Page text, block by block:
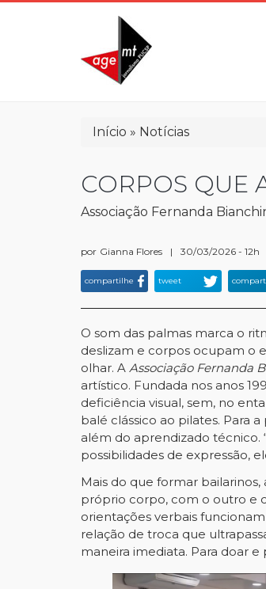
Trilha
navegação
Início Notícias
CORPOS QUE
Associação Fernanda
por Gianna Flores | 30/03/2026 - 12h
compartilhe tweet
O som das palmas marca o
deslizam e corpos ocupam o
olhar. A Associação Fernanda
artístico. Fundada nos anos
deficiência visual, sem, no
balé clássico ao pilates. Para
além do aprendizado técnico.
possibilidades de expressão,
Mais do que formar
próprio corpo, com o outro e
orientações verbais
relação de troca que
maneira imediata. Para doar e